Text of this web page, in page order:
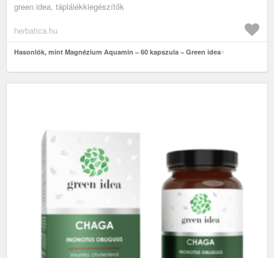
green idea, táplálékkiegészítők
herbatica.hu
Hasonlók, mint Magnézium Aquamin – 60 kapszula – Green idea